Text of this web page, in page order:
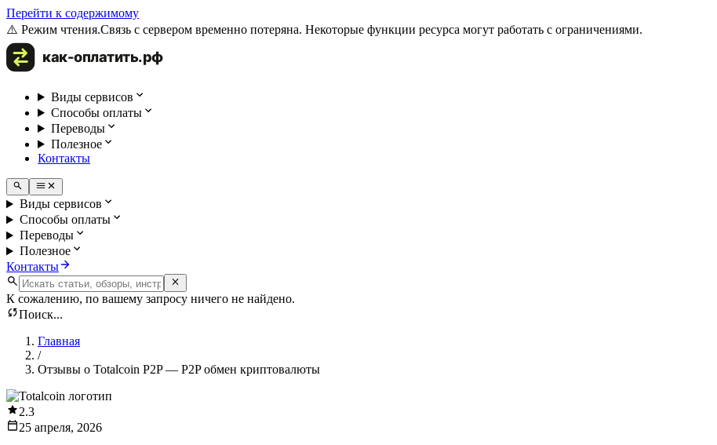
Перейти к содержимому
⚠️ Режим чтения.Связь с сервером временно потеряна. Некоторые функции ресурса могут работать с ограничениями.
Виды сервисов
Способы оплаты
Переводы
Полезное
Контакты
Виды сервисов
Способы оплаты
Переводы
Полезное
Контакты
К сожалению, по вашему запросу ничего не найдено.
Поиск...
Главная
/
Отзывы о Totalcoin P2P — P2P обмен криптовалюты
2.3
25 апреля, 2026